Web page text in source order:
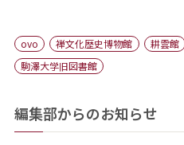
ovo 禅文化歴史博物館 耕雲館
駒澤大学旧図書館
編集部からのお知らせ